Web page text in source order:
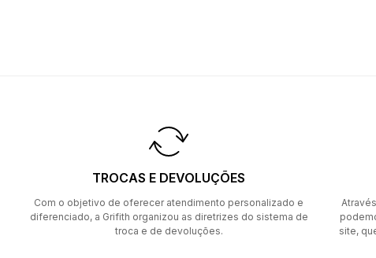
TROCAS E DEVOLUÇÕES
Com o objetivo de oferecer atendimento personalizado e
diferenciado, a Grifith organizou as diretrizes do sistema de
troca e de devoluções.
site,